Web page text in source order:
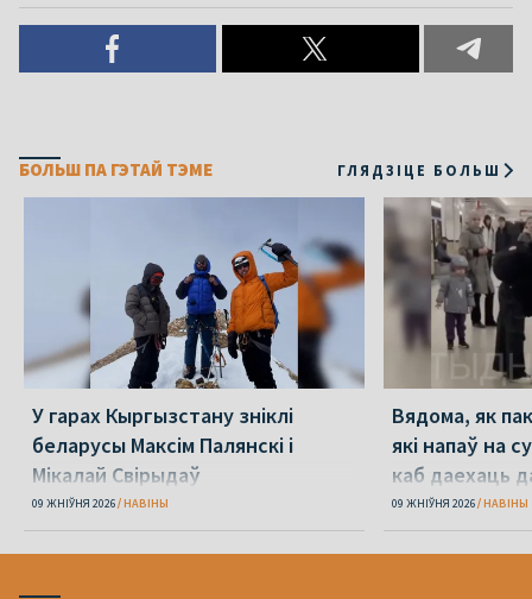
БОЛЬШ ПА ГЭТАЙ ТЭМЕ ГЛЯДЗІЦЕ БОЛЬШ
У гарах Кыргызстану зніклі
беларусы Максім Палянскі і
Мікалай Свірыдаў
09 ЖНІЎНЯ 2026 НАВІНЫ
Вядома, як
які напаў на
каб даехаць
09 ЖНІЎНЯ 2026 НАВІНЫ